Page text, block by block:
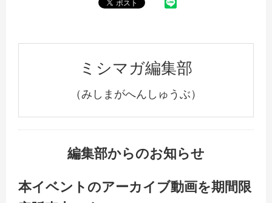
ミシマガ編集部
（みしまがへんしゅうぶ）
編集部からのお知らせ
本イベントのアーカイブ動画を期間限